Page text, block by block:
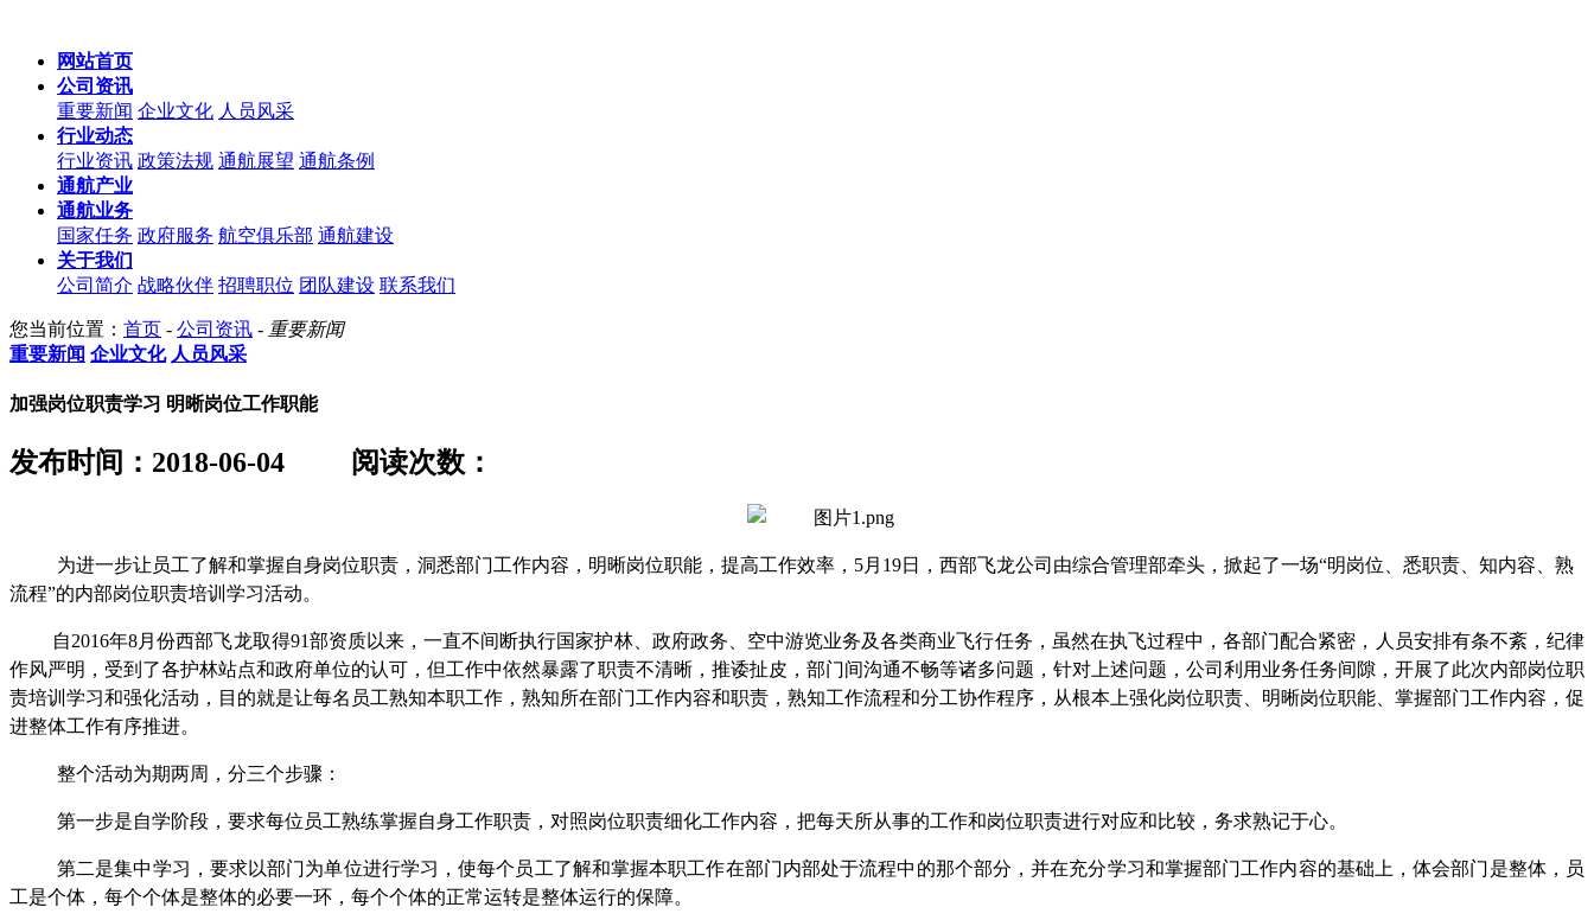
网站首页
公司资讯
重要新闻 企业文化 人员风采
行业动态
行业资讯 政策法规 通航展望 通航条例
通航产业
通航业务
国家任务 政府服务 航空俱乐部 通航建设
关于我们
公司简介 战略伙伴 招聘职位 团队建设 联系我们
您当前位置： 首页 - 公司资讯 - 重要新闻
重要新闻 企业文化 人员风采
加强岗位职责学习 明晰岗位工作职能
发布时间：2018-06-04 阅读次数：
为进一步让员工了解和掌握自身岗位职责，洞悉部门工作内容，明晰岗位职能，提高工作效率， 5月19日， 西部飞龙公司由综合管理部牵头，掀起了一场“明岗位、悉职责、知内容、熟
流程”的内部岗位职责培训学习活动。
自2016年8月份西部飞龙取得91部资质以来，一直不间断执行国家护林、政府政务、空中游览业务及各类商业飞行任务，虽然在执飞过程中，各部门配合紧密，人员安排有条不紊，纪律
作风严明，受到了各护林站点和政府单位的认可，但工作中依然暴露了职责不清晰，推诿扯皮，部门间沟通不畅等诸多问题，针对上述问题，公司利用业务任务间隙，开展了此次内部岗位职
责培训学习和强化活动，目的就是让每名员工熟知本职工作，熟知所在部门工作内容和职责，熟知工作流程和分工协作程序，从根本上强化岗位职责、明晰岗位职能、掌握部门工作内容，促
进整体工作有序推进。
整个活动为期两周，分三个步骤：
第一步是自学阶段，要求每位员工熟练掌握自身工作职责，对照岗位职责细化工作内容，把每天所从事的工作和岗位职责进行对应和比较，务求熟记于心。
第二是集中学习，要求以部门为单位进行学习，使每个员工了解和掌握本职工作在部门内部处于流程中的那个部分，并在充分学习和掌握部门工作内容的基础上，体会部门是整体，员
工是个体，每个个体是整体的必要一环，每个个体的正常运转是整体运行的保障。